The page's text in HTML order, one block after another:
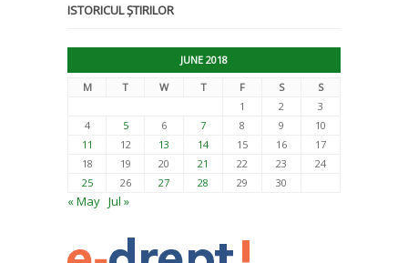
ISTORICUL ȘTIRILOR
JUNE 2018
M
T W T F S
S
1
2
3
4
5 6 7 8 9
10
11
12 13 14 15 16
17
18
19 20 21 22 23
24
25
26 27 28 29 30
« May Jul »